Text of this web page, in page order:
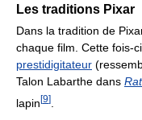
Les traditions Pixar
Dans la tradition de
chaque film. Cette fois-
prestidigitateur
Talon Labarthe dans
lapin [9]